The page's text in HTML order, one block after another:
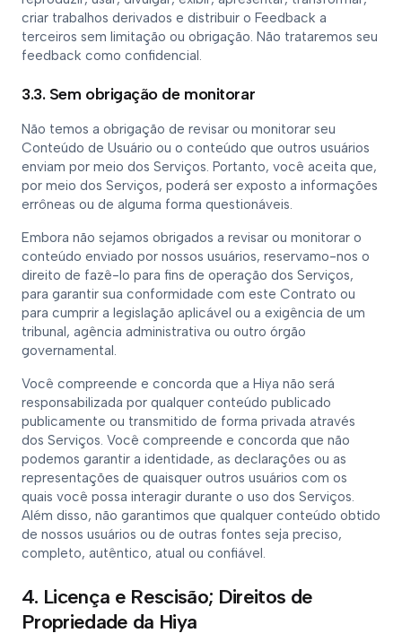
criar trabalhos derivados e distribuir o Feedback a
terceiros sem limitação ou obrigação. Não trataremos seu
feedback como confidencial.
3.3. Sem obrigação de monitorar
Não temos a obrigação de revisar ou monitorar seu
Conteúdo de Usuário ou o conteúdo que outros usuários
enviam por meio dos Serviços. Portanto, você aceita que,
por meio dos Serviços, poderá ser exposto a informações
errôneas ou de alguma forma questionáveis.
Embora não sejamos obrigados a revisar ou monitorar o
conteúdo enviado por nossos usuários, reservamo-nos o
direito de fazê-lo para fins de operação dos Serviços,
para garantir sua conformidade com este Contrato ou
para cumprir a legislação aplicável ou a exigência de um
tribunal, agência administrativa ou outro órgão
governamental.
Você compreende e concorda que a Hiya não será
responsabilizada por qualquer conteúdo publicado
publicamente ou transmitido de forma privada através
dos Serviços. Você compreende e concorda que não
podemos garantir a identidade, as declarações ou as
representações de quaisquer outros usuários com os
quais você possa interagir durante o uso dos Serviços.
Além disso, não garantimos que qualquer conteúdo obtido
de nossos usuários ou de outras fontes seja preciso,
completo, autêntico, atual ou confiável.
4. Licença e Rescisão; Direitos de
Propriedade da Hiya